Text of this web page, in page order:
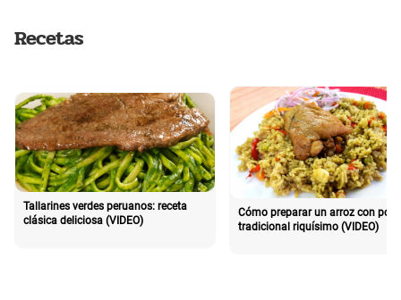
Recetas
Tallarines verdes peruanos: receta
clásica deliciosa (VIDEO)
Cómo preparar un arroz con pollo
tradicional riquísimo (VIDEO)